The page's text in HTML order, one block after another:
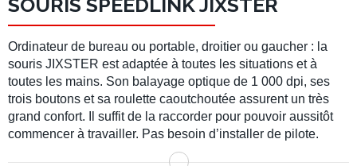
SOURIS SPEEDLINK JIXSTER
Ordinateur de bureau ou portable, droitier ou gaucher : la
souris JIXSTER est adaptée à toutes les situations et à
toutes les mains. Son balayage optique de 1 000 dpi, ses
trois boutons et sa roulette caoutchoutée assurent un très
grand confort. Il suffit de la raccorder pour pouvoir aussitôt
commencer à travailler. Pas besoin d’installer de pilote.